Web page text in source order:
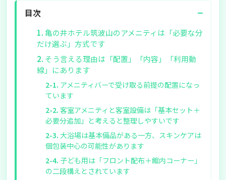
目次 −
亀の井ホテル筑波山のアメニティは「必要な分
だけ選ぶ」方式です
そう言える理由は「配置」「内容」「利用動
線」にあります
アメニティバーで受け取る前提の配置になっ
ています
客室アメニティと客室設備は「基本セット＋
必要分追加」と考えると整理しやすいです
大浴場は基本備品がある一方、スキンケアは
個包装中心の可能性があります
子ども用は「フロント配布＋館内コーナー」
の二段構えとされています